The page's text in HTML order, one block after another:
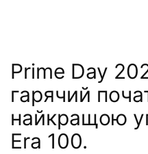
Prime Day
гарячий
найкращою
Era 100.